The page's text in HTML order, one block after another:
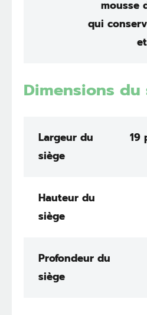
mousse
qui
Dimensions du
Largeur du
siège
19
Hauteur du
siège
Profondeur du
siège